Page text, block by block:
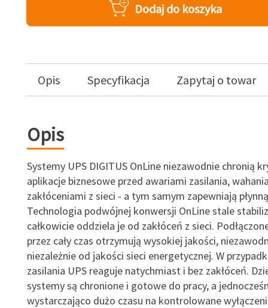
Dodaj do koszyka
Opis Specyfikacja Zapytaj o towar
Opis
Systemy UPS DIGITUS OnLine niezawodnie chronią
aplikacje biznesowe przed awariami zasilania,
zakłóceniami z sieci - a tym samym zapewniają
Technologia podwójnej konwersji OnLine stale
całkowicie oddziela je od zakłóceń z sieci.
przez cały czas otrzymują wysokiej jakości,
niezależnie od jakości sieci energetycznej. W
zasilania UPS reaguje natychmiast i bez zakłóceń.
systemy są chronione i gotowe do pracy, a
wystarczająco dużo czasu na kontrolowane